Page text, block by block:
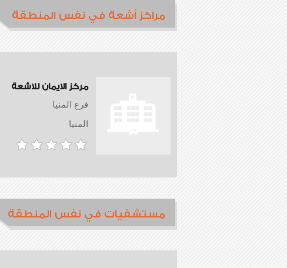
مراكز أشعة في نفس المنطقة
مركز الايمان للاشعة
فرع المنيا
المنيا
مستشفيات في نفس المنطقة